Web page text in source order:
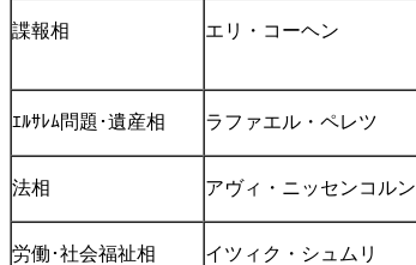
諜報相 エリ・コーヘン
ｴﾙｻﾚﾑ問題･遺産相 ラファエル・ペレツ
法相 アヴィ・ニッセンコルン
労働･社会福祉相 イツィク・シュムリ